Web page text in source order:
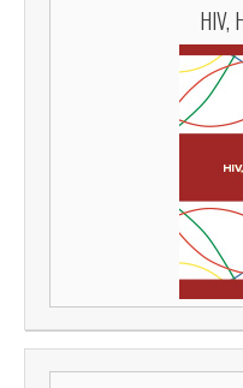
HIV,